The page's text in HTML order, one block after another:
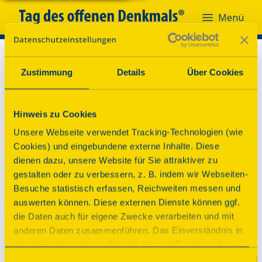
Zustimmung Details Über Cookies
Hinweis zu Cookies
Unsere Webseite verwendet Tracking-Technologien (wie
Cookies) und eingebundene externe Inhalte. Diese
dienen dazu, unsere Website für Sie attraktiver zu
gestalten oder zu verbessern, z. B. indem wir Webseiten-
Besuche statistisch erfassen, Reichweiten messen und
auswerten können. Diese externen Dienste können ggf.
die Daten auch für eigene Zwecke verarbeiten und mit
anderen Daten zusammenführen. Das Einverständnis in
die Verwendung dieser Dienste können Sie hier geben.
Menü